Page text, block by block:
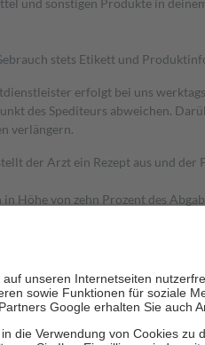
und sonstigen Produkte in
stets Etikett und
erfolgt bei uns
des Spediteurs abweichen.
verlängern.
der Arzt ein Rezept aus und
Höhe von zehn Prozent des
Apotheken.
eigene Gesundheit zu stärken und
18. Lebensjahr mit Ausnahme
die von der GKV getragen